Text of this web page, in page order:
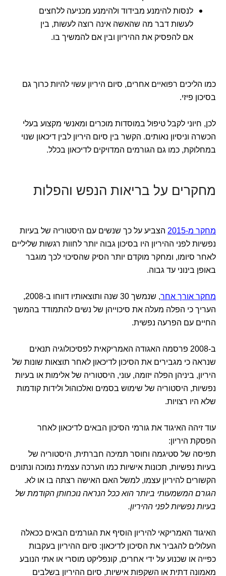
לנסות להימנע מבידוד ולהימנע מכניעה ללחצים
לעשות דבר מה שהאשה אינה רוצה לעשות, בין
אם להפסיק את ההיריון ובין אם להמשיך בו.
כמו הליכים רפואיים אחרים, סיום היריון עשוי להיות כרוך גם
בסיכון פיזי.
לכן, חיוני לקבל טיפול במוסדות מוכרים ומאנשי מקצוע בעלי
הכשרה וניסיון נאותים. הקשר בין סיום היריון לבין דיכאון שנוי
במחלוקת, כמו גם הגורמים המדויקים לדיכאון בכלל.
מחקרים על בריאות הנפש והפלות
מחקר מ-2015
הצביע על כך שנשים עם היסטוריה של בעיות
נפשיות לפני ההיריון היו בסיכון גבוה יותר לחוות רגשות שליליים
לאחר סיומו, ומחקר מוקדם יותר הסיק שהסיכוי לכך מוגבר
באופן בינוני עד גבוה.
מחקר אורך אחר
, שנמשך 30 שנה ותוצאותיו דווחו ב-2008,
העריך כי הפלה מעלה את סיכוייהן של נשים להתמודד בהמשך
החיים עם הפרעה נפשית.
ב-2008 פרסמה האגודה האמריקאית לפסיכולוגיה תנאים
שנראה כי מגבירים את הסיכון לדיכאון לאחר תוצאות שונות של
היריון, ביניהן הפלה יזומה, עוני, היסטוריה של אלימות או בעיות
נפשיות, היסטוריה של שימוש בסמים ואלכוהול ולידות קודמות
שלא היו רצויות.
עוד זיהה האיגוד את גורמי הסיכון הבאים לדיכאון לאחר
הפסקת היריון:
תפיסה של סטיגמה וחוסר תמיכה חברתית, היסטוריה של
בעיות נפשיות, תכונות אישיות כמו הערכה עצמית נמוכה ונתונים
הקשורים להיריון עצמו, למשל האם האישה רצתה בו או לא.
הגורם המשמעותי ביותר הוא ככל הנראה נוכחותן הקודמת של
בעיות נפשיות לפני ההיריון.
האיגוד האמריקאי להיריון הוסיף את הגורמים הבאים ככאלה
העלולים להגביר את הסיכון לדיכאון: סיום ההיריון בעקבות
כפייה או שכנוע על ידי אחרים, קונפליקט מוסרי או אתי הנובע
מאמונה דתית או השקפות אישיות, סיום ההיריון בשלבים